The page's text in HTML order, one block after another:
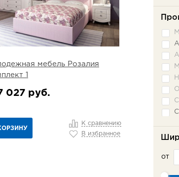
мебель Розалия
1
027 руб.
К сравнению
В избранное
от